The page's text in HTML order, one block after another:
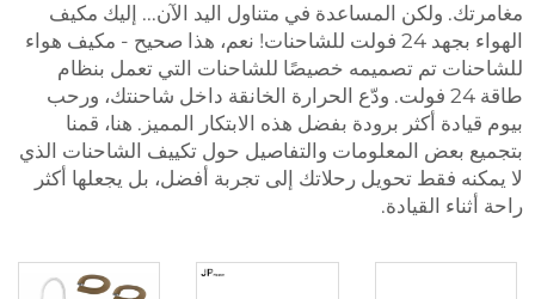
مغامرتك. ولكن المساعدة في متناول اليد الآن... إليك مكيف
الهواء بجهد 24 فولت للشاحنات! نعم، هذا صحيح - مكيف هواء
للشاحنات تم تصميمه خصيصًا للشاحنات التي تعمل بنظام
طاقة 24 فولت. ودّع الحرارة الخانقة داخل شاحنتك، ورحب
بيوم قيادة أكثر برودة بفضل هذه الابتكار المميز. هنا، قمنا
بتجميع بعض المعلومات والتفاصيل حول تكييف الشاحنات الذي
لا يمكنه فقط تحويل رحلاتك إلى تجربة أفضل، بل يجعلها أكثر
راحة أثناء القيادة.